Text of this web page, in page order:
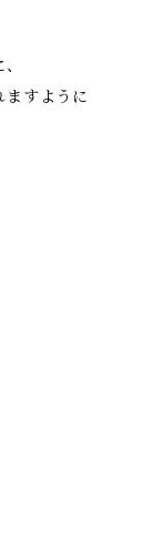
ますように